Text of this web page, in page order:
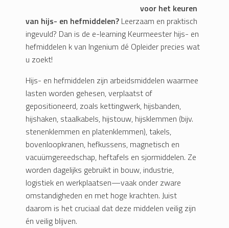
voor het keuren
van hijs- en hefmiddelen? Leerzaam en praktisch
ingevuld? Dan is de e-learning Keurmeester hijs- en
hefmiddelen k van Ingenium dé Opleider precies wat
u zoekt!
Hijs- en hefmiddelen zijn arbeidsmiddelen waarmee
lasten worden gehesen, verplaatst of
gepositioneerd, zoals kettingwerk, hijsbanden,
hijshaken, staalkabels, hijstouw, hijsklemmen (bijv.
stenenklemmen en platenklemmen), takels,
bovenloopkranen, hefkussens, magnetisch en
vacuümgereedschap, heftafels en sjormiddelen. Ze
worden dagelijks gebruikt in bouw, industrie,
logistiek en werkplaatsen—vaak onder zware
omstandigheden en met hoge krachten. Juist
daarom is het cruciaal dat deze middelen veilig zijn
én veilig blijven.